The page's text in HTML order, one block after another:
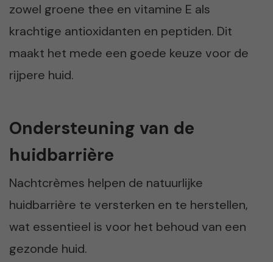
zowel groene thee en vitamine E als
krachtige antioxidanten en peptiden. Dit
maakt het mede een goede keuze voor de
rijpere huid.
Ondersteuning van de
huidbarrière
Nachtcrèmes helpen de natuurlijke
huidbarrière te versterken en te herstellen,
wat essentieel is voor het behoud van een
gezonde huid.